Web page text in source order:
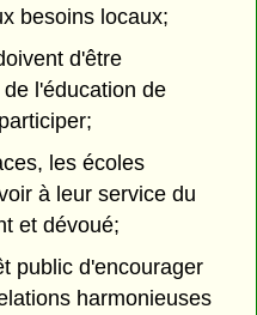
besoins locaux;
d'être
l'éducation de
les écoles
à leur service du
et dévoué;
public d'encourager
harmonieuses